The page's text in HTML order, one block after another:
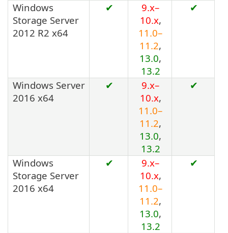
Windows
Storage Server
2012 R2 x64
✔
9.x–
10.x,
11.0–
11.2,
13.0,
13.2
✔
Windows Server
2016 x64
✔
9.x–
10.x,
11.0–
11.2,
13.0,
13.2
✔
Windows
Storage Server
2016 x64
✔
9.x–
10.x,
11.0–
11.2,
13.0,
13.2
✔